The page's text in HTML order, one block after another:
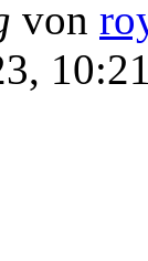
von